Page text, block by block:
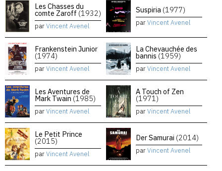
Les Chasses du
comte Zaroff (1932)
parVincent Avenel
Suspiria (1977)
parVincent Avenel
Frankenstein Junior
(1974)
parVincent Avenel
La Chevauchée des
bannis (1959)
parVincent Avenel
Les Aventures de
Mark Twain (1985)
parVincent Avenel
A Touch of Zen
(1971)
parVincent Avenel
Le Petit Prince
(2015)
parVincent Avenel
Der Samurai (2014)
parVincent Avenel